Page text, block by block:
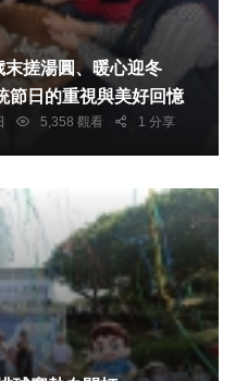
搓湯圓、暖心迎冬
傳統節日的重視與美好回憶
5,358 觀看 1 分享